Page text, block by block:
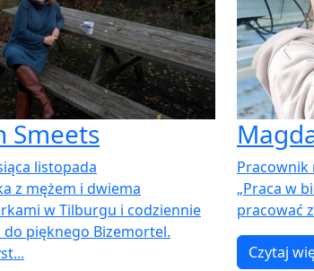
Smeets
listopada
z mężem i dwiema
w Tilburgu i codziennie
pięknego Bizemortel.
Pracownik
„Praca w
pracować
Czytaj